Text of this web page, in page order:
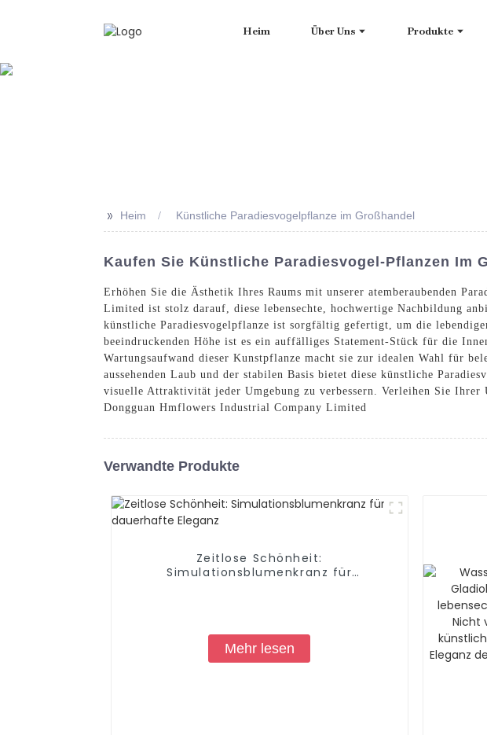
Heim Über Uns Produkte
>> Heim Künstliche Paradiesvogelpflanze im Großhandel
Kaufen Sie Künstliche Paradiesvogel-Pflanzen Im
Erhöhen Sie die Ästhetik Ihres Raums mit unserer atemberaubenden
Limited ist stolz darauf, diese lebensechte, hochwertige Nachbildung
künstliche Paradiesvogelpflanze ist sorgfältig gefertigt, um die
beeindruckenden Höhe ist es ein auffälliges Statement-Stück für die
Wartungsaufwand dieser Kunstpflanze macht sie zur idealen Wahl für
aussehenden Laub und der stabilen Basis bietet diese künstliche
visuelle Attraktivität jeder Umgebung zu verbessern. Verleihen Sie
Dongguan Hmflowers Industrial Company Limited
Verwandte Produkte
Zeitlose Schönheit:
Simulationsblumenkranz für
Mehr lesen